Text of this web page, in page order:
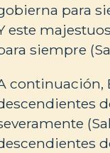
para
este
siempre
continuación,